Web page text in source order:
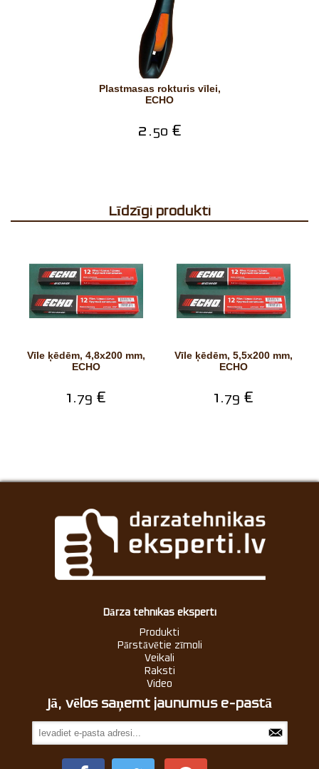
Plastmasas rokturis vīlei,
ECHO
2.50 €
Līdzīgi produkti
Vīle ķēdēm, 4,8x200 mm,
ECHO
1.79 €
Vīle ķēdēm, 5,5x200 mm,
ECHO
1.79 €
Dārza tehnikas eksperti
Produkti
Pārstāvētie zīmoli
Veikali
Raksti
Video
Jā, vēlos saņemt jaunumus e-pastā